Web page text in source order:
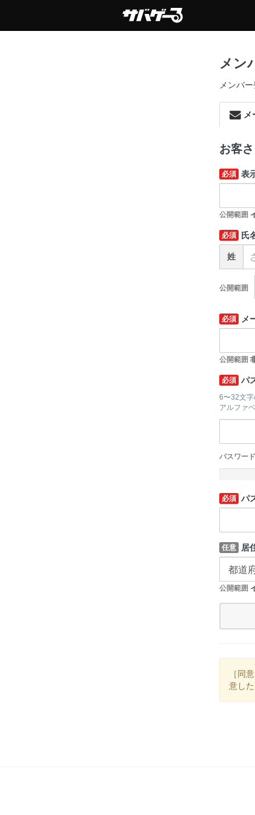
メン
メンバ
メ
お客
必須 表
公開範囲
必須 氏
姓
公開範囲
必須 メ
公開範囲
必須 パ
6〜32文字
アルファ
パスワー
必須 パ
任意 居
公開範囲
［同
意し